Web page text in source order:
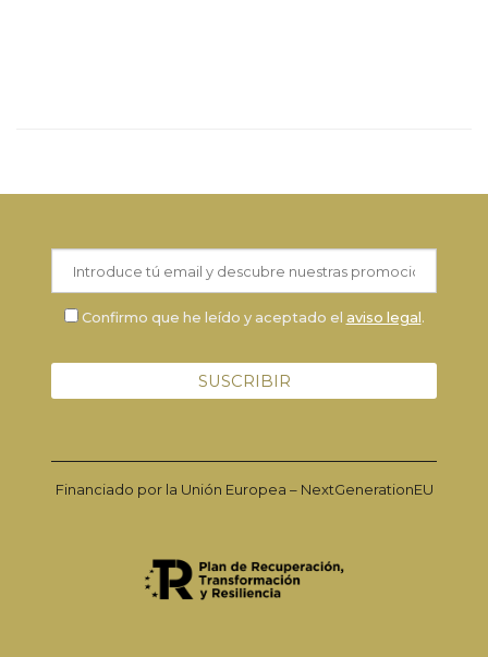
Confirmo que he leído y aceptado el aviso legal.
Financiado por la Unión Europea – NextGenerationEU